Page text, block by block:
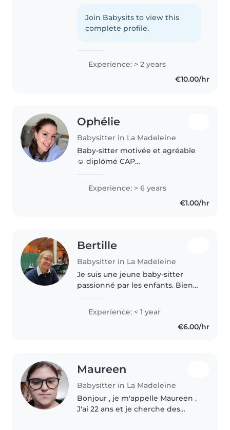
m'occupe aussi de mes cousins
Join Babysits to view this
complete profile.
Experience: > 2 years
€10.00/hr
Ophélie
Babysitter in La Madeleine
Baby-sitter motivée et agréable
☺️ diplômé CAP
Petite et surtout embaucher en
crèche depuis presque 7 ans je
suis de nature patiente, créative
Experience: > 6 years
€1.00/hr
Bertille
Babysitter in La Madeleine
Je suis une jeune baby-sitter
passionné par les enfants. Bien
d'expérience professionnelle, j'ai
de nombreuses qualités pour
m'occuper de vos enfants : je
Experience: < 1 year
€6.00/hr
Maureen
Babysitter in La Madeleine
Bonjour , je m'appelle Maureen .
J'ai 22 ans et je cherche des